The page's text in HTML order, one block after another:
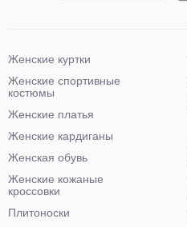
Женские куртки
Женские спортивные
костюмы
Женские платья
Женские кардиганы
Женская обувь
Женские кожаные
кроссовки
Плитоноски